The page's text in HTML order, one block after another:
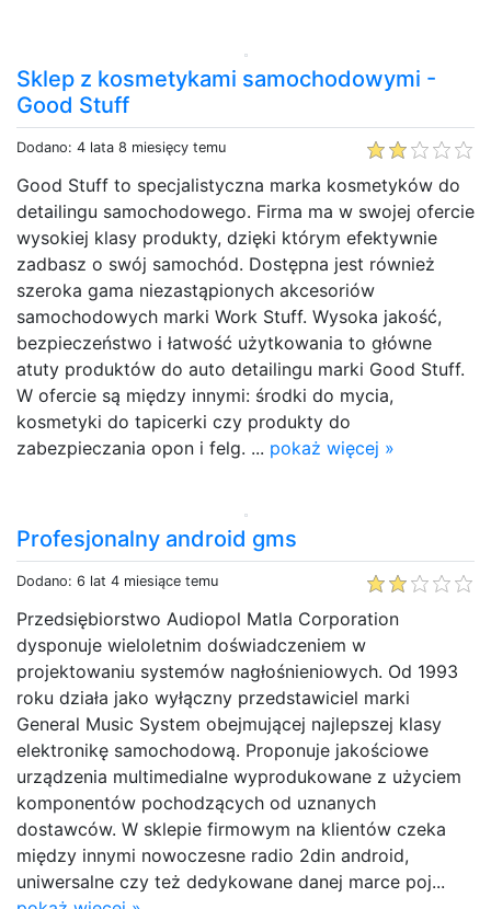
Sklep z kosmetykami samochodowymi -
Good Stuff
Dodano: 4 lata 8 miesięcy temu
Good Stuff to specjalistyczna marka kosmetyków do
detailingu samochodowego. Firma ma w swojej ofercie
wysokiej klasy produkty, dzięki którym efektywnie
zadbasz o swój samochód. Dostępna jest również
szeroka gama niezastąpionych akcesoriów
samochodowych marki Work Stuff. Wysoka jakość,
bezpieczeństwo i łatwość użytkowania to główne
atuty produktów do auto detailingu marki Good Stuff.
W ofercie są między innymi: środki do mycia,
kosmetyki do tapicerki czy produkty do
zabezpieczania opon i felg. ... pokaż więcej »
Profesjonalny android gms
Dodano: 6 lat 4 miesiące temu
Przedsiębiorstwo Audiopol Matla Corporation
dysponuje wieloletnim doświadczeniem w
projektowaniu systemów nagłośnieniowych. Od 1993
roku działa jako wyłączny przedstawiciel marki
General Music System obejmującej najlepszej klasy
elektronikę samochodową. Proponuje jakościowe
urządzenia multimedialne wyprodukowane z użyciem
komponentów pochodzących od uznanych
dostawców. W sklepie firmowym na klientów czeka
między innymi nowoczesne radio 2din android,
uniwersalne czy też dedykowane danej marce poj...